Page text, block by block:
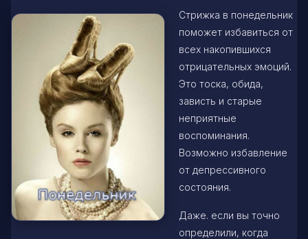
Стрижка в понедельник
поможет избавиться от
всех накопившихся
отрицательных эмоций.
Это тоска, обида,
зависть и старые
неприятные
воспоминания.
Возможно избавление
от депрессивного
состояния.
Даже. если вы точно
определили, когда